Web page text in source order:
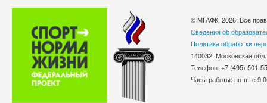
© МГАФК, 2026. Все
Сведения об
Политика обработки
140032, Московская
Телефон: +7 (495)
Часы работы: пн-пт с